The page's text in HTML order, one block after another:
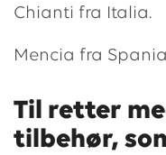
Chianti fra Italia.
Mencia fra
Til retter
tilbehør,